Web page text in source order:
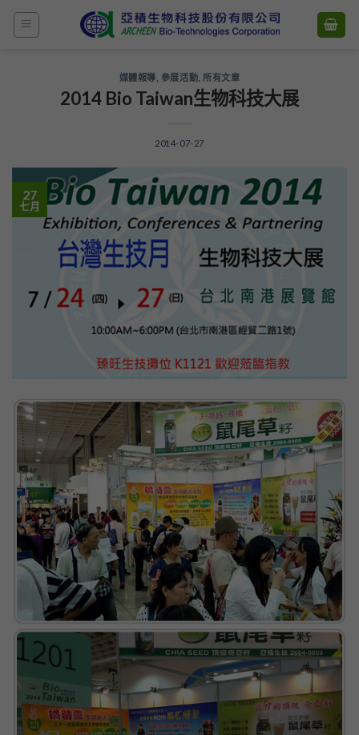
Skip
媒體報導 參展活動 所有文章
2014 Bio Taiwan生物科技大展
2014-07-27
27
七月